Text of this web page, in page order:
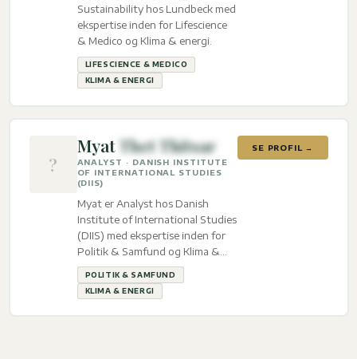
Sustainability hos Lundbeck med
ekspertise inden for Lifescience
& Medico og Klima & energi.
LIFESCIENCE & MEDICO
KLIMA & ENERGI
?
MyatThet Thitsar
ANALYST · DANISH INSTITUTE
OF INTERNATIONAL STUDIES
(DIIS)
Myat er Analyst hos Danish
Institute of International Studies
(DIIS) med ekspertise inden for
Politik & Samfund og Klima &
energi.
POLITIK & SAMFUND
KLIMA & ENERGI
SE PROFIL →